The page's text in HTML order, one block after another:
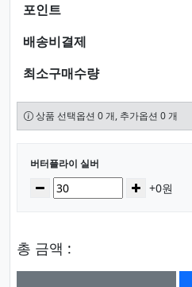
포인트
배송비결제
최소구매수량
상품 선택옵션 0 개, 추가옵션 0 개
선택된 옵션
버터플라이 실버
수량감소 증가+0원
총 금액 :